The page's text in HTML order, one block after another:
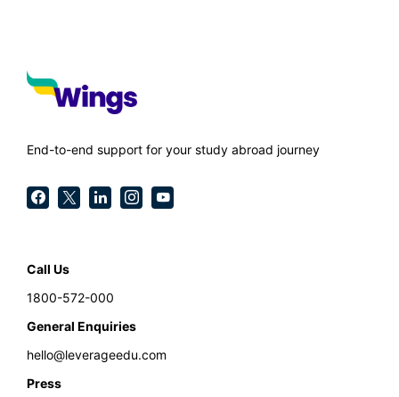
End-to-end support for your study abroad journey
Call Us
1800-572-000
General Enquiries
hello@leverageedu.com
Press